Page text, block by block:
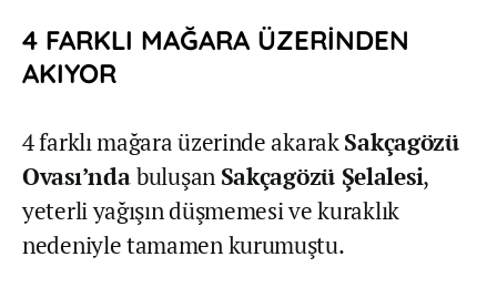
4 FARKLI MAĞARA ÜZERİNDEN
AKIYOR
4 farklı mağara üzerinde akarakSakçagözü
Ovası’ndabuluşan Sakçagözü Şelalesi,
yeterli yağışın düşmemesi ve kuraklık
nedeniyle tamamen kurumuştu.